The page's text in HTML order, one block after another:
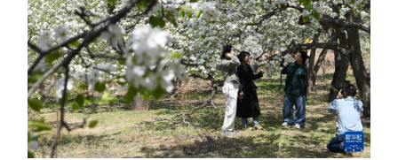
地方频道
北京 天津 河北 山西
辽宁 吉林 上海 江苏